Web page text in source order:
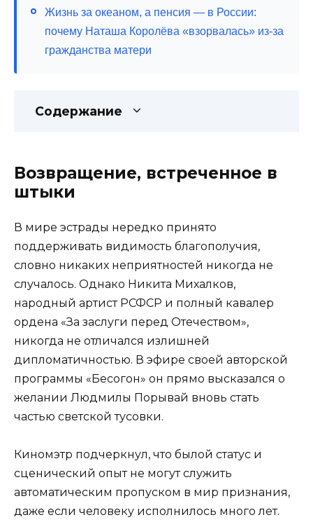
Жизнь за океаном, а пенсия — в России:
почему Наташа Королёва «взорвалась» из-за
гражданства матери
Содержание
Возвращение, встреченное в
штыки
В мире эстрады нередко принято
поддерживать видимость благополучия,
словно никаких неприятностей никогда не
случалось. Однако Никита Михалков,
народный артист РСФСР и полный кавалер
ордена «За заслуги перед Отечеством»,
никогда не отличался излишней
дипломатичностью. В эфире своей авторской
программы «Бесогон» он прямо высказался о
желании Людмилы Порывай вновь стать
частью светской тусовки.
Киномэтр подчеркнул, что былой статус и
сценический опыт не могут служить
автоматическим пропуском в мир признания,
даже если человеку исполнилось много лет.